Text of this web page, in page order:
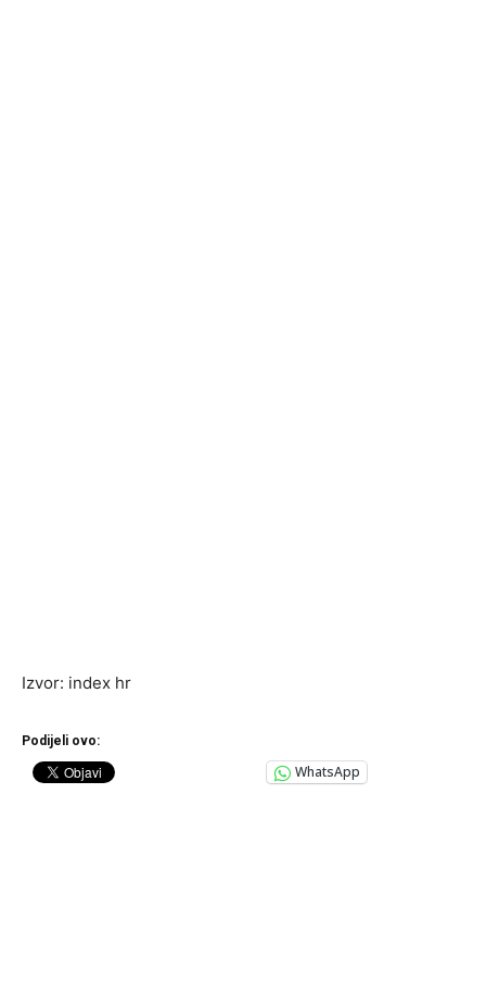
Izvor: index hr
Podijeli ovo:
WhatsApp